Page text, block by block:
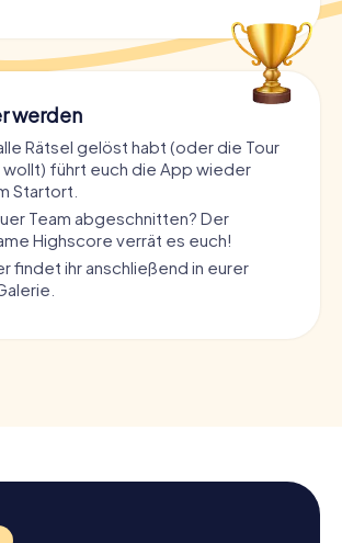
werden
Rätsel gelöst habt (oder die Tour
führt euch die App wieder
Startort.
Team abgeschnitten? Der
Highscore verrät es euch!
findet ihr anschließend in eurer